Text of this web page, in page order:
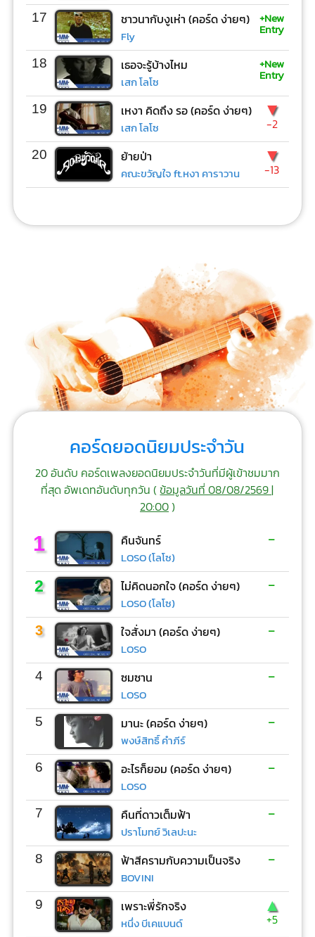
17 ชาวนากับงูเห่า (คอร์ด ง่ายๆ)
Fly
+New
Entry
18 เธอจะรู้บ้างไหม
เสก โลโซ
+New
Entry
19 เหงา คิดถึง รอ (คอร์ด ง่ายๆ)
เสก โลโซ
▼
-2
20 ย้ายป่า
คณะขวัญใจ ft.หงา คาราวาน
▼
-13
คอร์ดยอดนิยมประจำวัน
20 อันดับ คอร์ดเพลงยอดนิยมประจำวันที่มีผู้เข้าชมมาก
ที่สุด อัพเดทอันดับทุกวัน (ข้อมูลวันที่ 08/08/2569 |
20:00)
1 คืนจันทร์
LOSO (โลโซ)
-
2 ไม่คิดนอกใจ (คอร์ด ง่ายๆ)
LOSO (โลโซ)
-
3 ใจสั่งมา (คอร์ด ง่ายๆ)
LOSO
-
4 ซมซาน
LOSO
-
5 มานะ (คอร์ด ง่ายๆ)
พงษ์สิทธิ์ คำภีร์
-
6 อะไรก็ยอม (คอร์ด ง่ายๆ)
LOSO
-
7 คืนที่ดาวเต็มฟ้า
ปราโมทย์ วิเลปะนะ
-
8 ฟ้าสีครามกับความเป็นจริง
BOVINI
-
9 เพราะพี่รักจริง
หนึ่ง บีเคแบนด์
▲
+5